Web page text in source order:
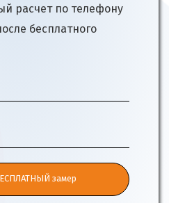
расчет по телефону
бесплатного
замер